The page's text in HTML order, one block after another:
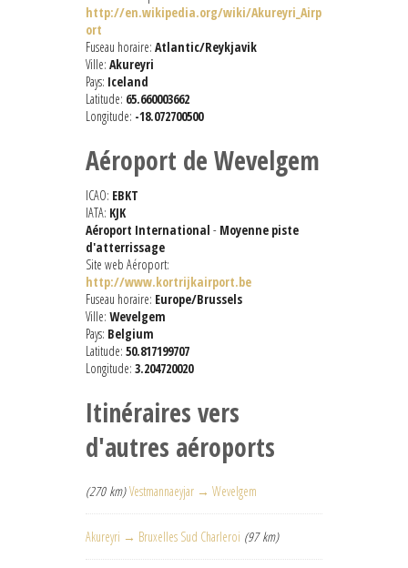
http://en.wikipedia.org/wiki/Akureyri_Airp
ort
Fuseau horaire: Atlantic/Reykjavik
Ville: Akureyri
Pays: Iceland
Latitude: 65.660003662
Longitude: -18.072700500
Aéroport de Wevelgem
ICAO: EBKT
IATA: KJK
Aéroport International - Moyenne piste
d'atterrissage
Site web Aéroport:
http://www.kortrijkairport.be
Fuseau horaire: Europe/Brussels
Ville: Wevelgem
Pays: Belgium
Latitude: 50.817199707
Longitude: 3.204720020
Itinéraires vers
d'autres aéroports
(270 km) Vestmannaeyjar → Wevelgem
Akureyri → Bruxelles Sud Charleroi (97 km)